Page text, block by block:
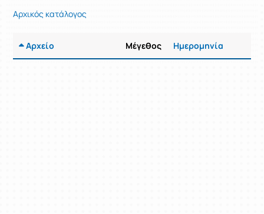
Αρχικός κατάλογος
Αρχείο Μέγεθος Ημερομηνία